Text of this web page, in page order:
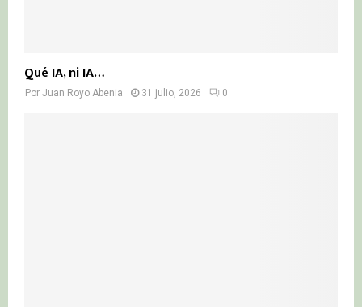
Qué IA, ni IA…
Por Juan Royo Abenia 31 julio, 2026 0